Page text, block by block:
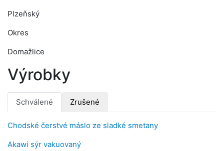
Plzeňský
Okres
Domažlice
Výrobky
Schválené Zrušené
Chodské čerstvé máslo ze sladké smetany
Akawi sýr vakuovaný